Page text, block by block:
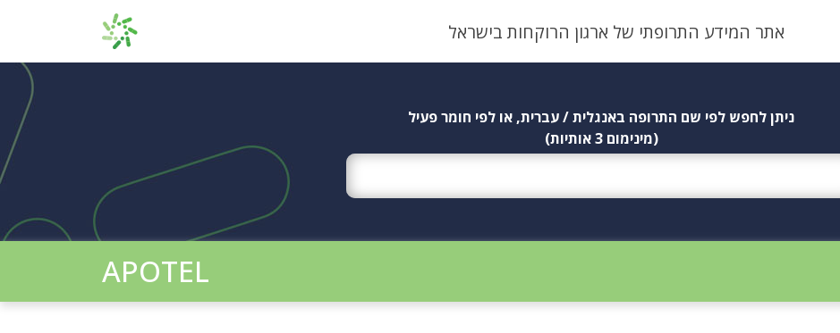
אתר המידע התרופתי של ארגון הרוקחות בישראל
ניתן לחפש לפי שם התרופה באנגלית / עברית, או לפי חומר פעיל
(מינימום 3 אותיות)
APOTEL